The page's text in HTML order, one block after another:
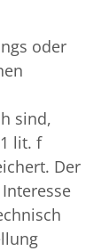
oder
sind,
lit. f
Der